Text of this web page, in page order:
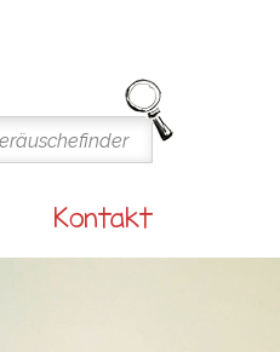
Kontakt